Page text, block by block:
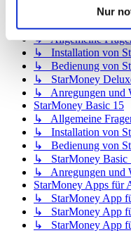
Nur
↳ Inhalte
StarMoney Deluxe 15
↳ Allgemeine
↳ Installation von
↳ Bedienung von
↳ StarMoney
↳ Anregungen und
StarMoney Basic 15
↳ Allgemeine
↳ Installation von
↳ Bedienung von
↳ StarMoney Basic
↳ Anregungen und
StarMoney Apps für
↳ StarMoney App
↳ StarMoney App
↳ StarMoney App